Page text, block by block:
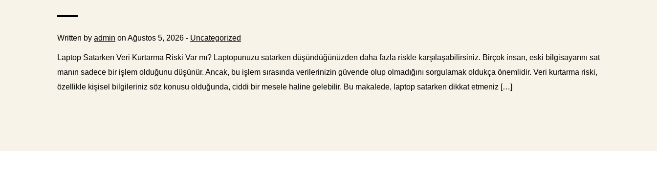
Written by admin on Ağustos 5, 2026 - Uncategorized
Laptop Satarken Veri Kurtarma Riski Var mı? Laptopunuzu satarken düşündüğünüzden daha fazla riskle karşılaşabilirsiniz. Birçok insan, eski bilgisayarını sat
manın sadece bir işlem olduğunu düşünür. Ancak, bu işlem sırasında verilerinizin güvende olup olmadığını sorgulamak oldukça önemlidir. Veri kurtarma riski,
özellikle kişisel bilgileriniz söz konusu olduğunda, ciddi bir mesele haline gelebilir. Bu makalede, laptop satarken dikkat etmeniz […]